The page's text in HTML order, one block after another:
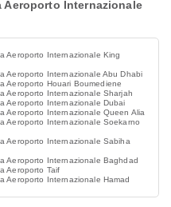
Internazionale
Aeroporto Internazionale King
Aeroporto Internazionale Abu Dhabi
Aeroporto Houari Boumediene
Aeroporto Internazionale Sharjah
Aeroporto Internazionale Dubai
Aeroporto Internazionale Queen Alia
Aeroporto Internazionale Soekarno
Aeroporto Internazionale Sabiha
Aeroporto Internazionale Baghdad
Aeroporto Taif
Aeroporto Internazionale Hamad